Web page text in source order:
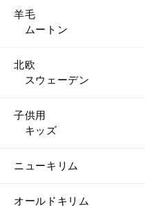
羊毛
ムートン
北欧
スウェーデン
子供用
キッズ
ニューキリム
オールドキリム